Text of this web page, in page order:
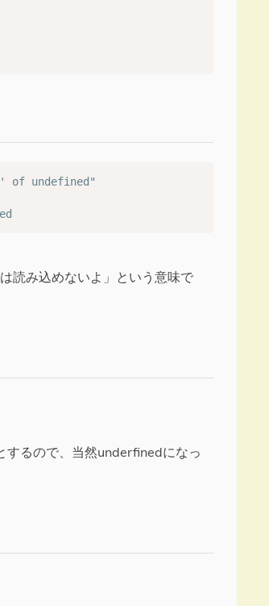
of undefined"
読み込めないよ」という意味で
するので、当然underfinedになっ